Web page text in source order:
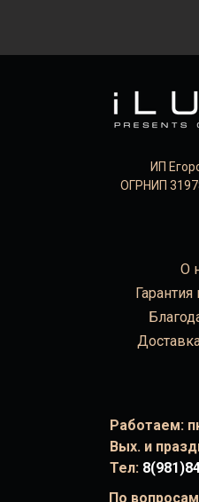
ИП
ОГРНИП
О
Работаем:
Вых. и
Тел:
По